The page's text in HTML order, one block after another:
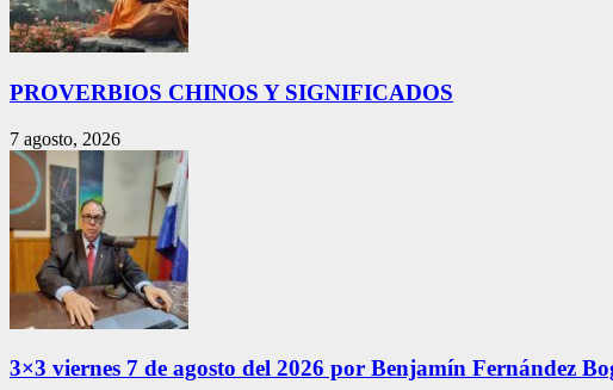
PROVERBIOS CHINOS Y SIGNIFICADOS
7 agosto, 2026
3×3 viernes 7 de agosto del 2026 por Benjamín Fernández